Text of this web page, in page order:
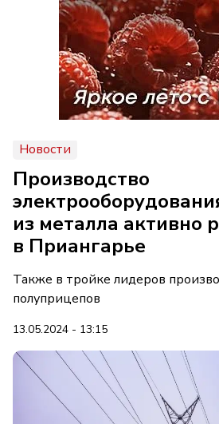
Новости
Производство
из металла активно
в Приангарье
Также в тройке лидеров
полуприцепов
13.05.2024 - 13:15